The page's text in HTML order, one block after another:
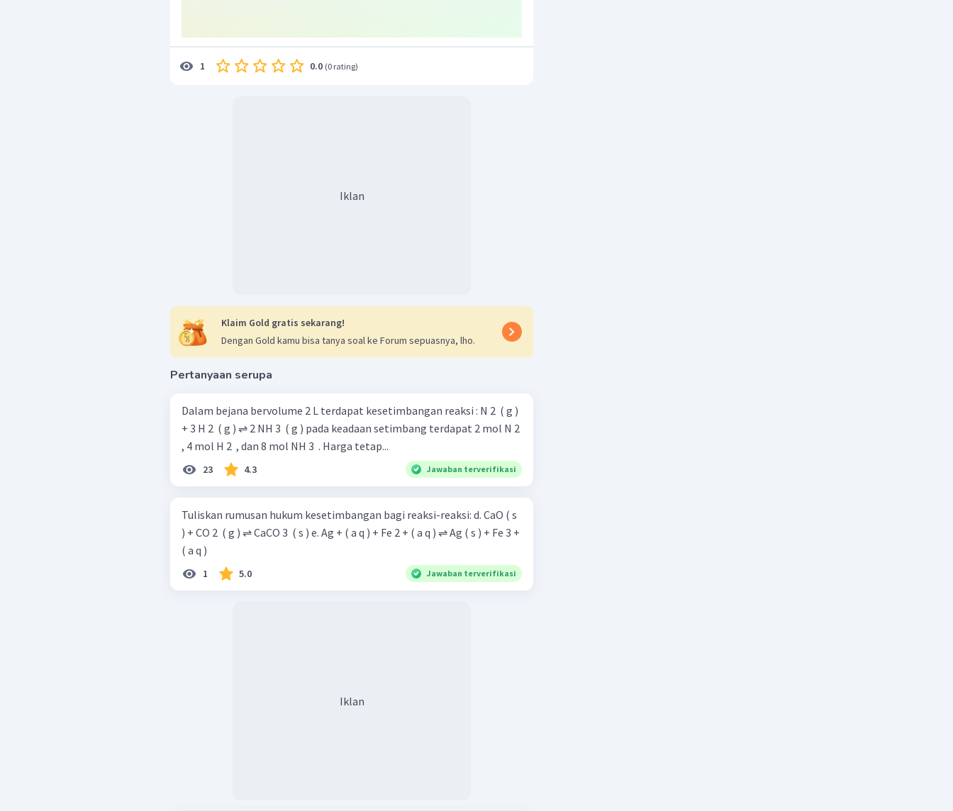
1 0.0 (0 rating)
Iklan
Klaim Gold gratis sekarang!
Dengan Gold kamu bisa tanya soal ke Forum sepuasnya, lho.
Pertanyaan serupa
Dalam bejana bervolume 2 L terdapat kesetimbangan reaksi : N 2 ​ ( g )
+ 3 H 2 ​ ( g ) ⇌ 2 NH 3 ​ ( g ) pada keadaan setimbang terdapat 2 mol N 2 ​
, 4 mol H 2 ​ , dan 8 mol NH 3 ​ . Harga tetap...
23 4.3 Jawaban terverifikasi
Tuliskan rumusan hukum kesetimbangan bagi reaksi-reaksi: d. CaO ( s
) + CO 2 ​ ( g ) ⇌ CaCO 3 ​ ( s ) e. Ag + ( a q ) + Fe 2 + ( a q ) ⇌ Ag ( s ) + Fe 3 +
( a q )
1 5.0 Jawaban terverifikasi
Iklan